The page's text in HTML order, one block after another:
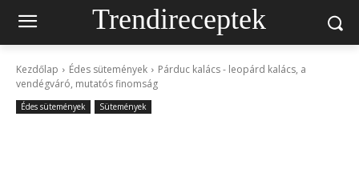
Trendireceptek
Kezdőlap Édes sütemények
Párduc kalács - leopárd kalács, a
vendégváró, mutatós finomság
Édes sütemények Sütemények